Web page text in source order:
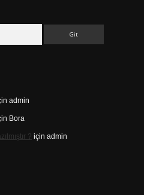
admin
Bora
? için admin